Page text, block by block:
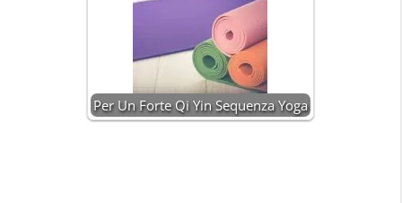
Per Un Forte Qi Yin Sequenza Yoga